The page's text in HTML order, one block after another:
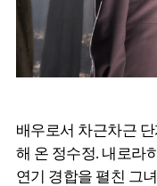
배우로서 차근차근
해 온 정수정. 내로라
연기 경합을 펼친 그